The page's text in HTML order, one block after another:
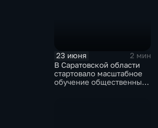
23 июня
2 мин
В Саратовской области
стартовало масштабное
обучение общественных